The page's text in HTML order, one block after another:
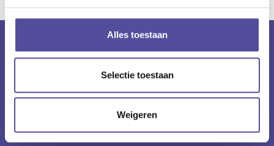
Alles toestaan
Selectie toestaan
Weigeren